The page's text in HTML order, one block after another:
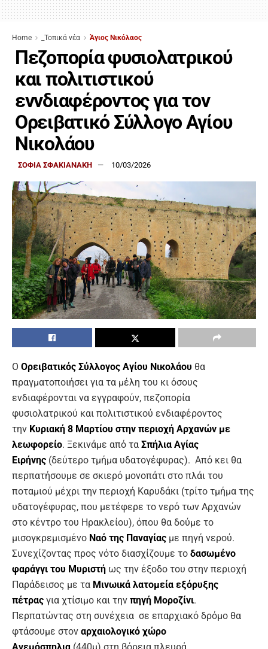
Home _Τοπικά νέα Άγιος Νικόλαος
Πεζοπορία φυσιολατρικού
και πολιτιστικού
εννδιαφέροντος για τον
Ορειβατικό Σύλλογο Αγίου
Νικολάου
ΣΟΦΙΑ ΣΦΑΚΙΑΝΑΚΗ 10/03/2026
Ο Ορειβατικός Σύλλογος Αγίου Νικολάου θα
πραγματοποιήσει για τα μέλη του κι όσους
ενδιαφέρονται να εγγραφούν, πεζοπορία
φυσιολατρικού και πολιτιστικού ενδιαφέροντος
την Κυριακή 8 Μαρτίου στην περιοχή Αρχανών με
λεωφορείο. Ξεκινάμε από τα Σπήλια Αγίας
Ειρήνης (δεύτερο τμήμα υδατογέφυρας). Από κει θα
περπατήσουμε σε σκιερό μονοπάτι στο πλάι του
ποταμιού μέχρι την περιοχή Καρυδάκι (τρίτο τμήμα της
υδατογέφυρας, που μετέφερε το νερό των Αρχανών
στο κέντρο του Ηρακλείου), όπου θα δούμε το
μισογκρεμισμένο Ναό της Παναγίας με πηγή νερού.
Συνεχίζοντας προς νότο διασχίζουμε το δασωμένο
φαράγγι του Μυριστή ως την έξοδο του στην περιοχή
Παράδεισος με τα Μινωικά λατομεία εξόρυξης
πέτρας για χτίσιμο και την πηγή Μοροζίνι.
Περπατώντας στη συνέχεια σε επαρχιακό δρόμο θα
φτάσουμε στον αρχαιολογικό χώρο